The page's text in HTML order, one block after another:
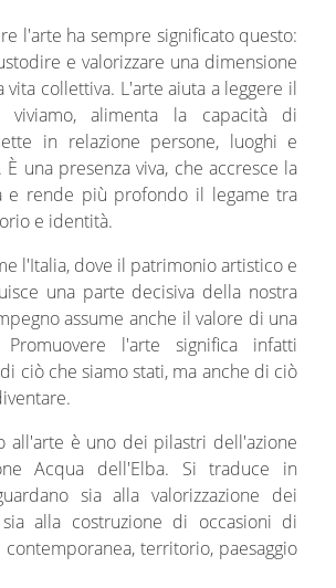
l'arte ha sempre significato questo:
e valorizzare una dimensione
vita collettiva. L'arte aiuta a leggere il
alimenta la capacità di
in relazione persone, luoghi e
una presenza viva, che accresce la
e rende più profondo il legame tra
e identità.
l'Italia, dove il patrimonio artistico e
una parte decisiva della nostra
assume anche il valore di una
Promuovere l'arte significa infatti
ciò che siamo stati, ma anche di ciò
all'arte è uno dei pilastri dell'azione
Acqua dell'Elba. Si traduce in
sia alla valorizzazione dei
alla costruzione di occasioni di
territorio, paesaggio